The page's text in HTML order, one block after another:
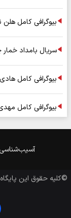
بیوگرافی کامل هلن
سریال بامداد
بیوگرافی کامل
بیوگرافی کامل
آسیب‌شناسی
©کلیه حقوق این